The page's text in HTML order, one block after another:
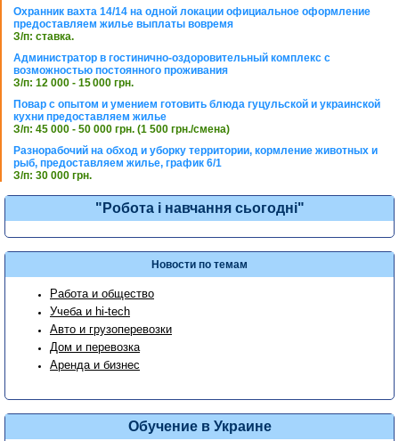
Охранник вахта 14/14 на одной локации официальное оформление
предоставляем жилье выплаты вовремя
З/п: ставка.
Администратор в гостинично-оздоровительный комплекс с
возможностью постоянного проживания
З/п: 12 000 - 15 000 грн.
Повар с опытом и умением готовить блюда гуцульской и украинской
кухни предоставляем жилье
З/п: 45 000 - 50 000 грн. (1 500 грн./смена)
Разнорабочий на обход и уборку территории, кормление животных и
рыб, предоставляем жилье, график 6/1
З/п: 30 000 грн.
"Робота і навчання сьогодні"
Новости по темам
Работа и общество
Учеба и hi-tech
Авто и грузоперевозки
Дом и перевозка
Аренда и бизнес
Обучение в Украине